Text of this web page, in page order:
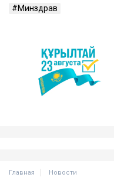
Минздрав
Главная Новости